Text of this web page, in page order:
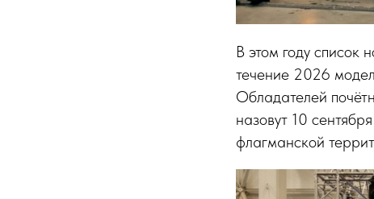
В этом году список
течение 2026
Обладателей
назовут 10
флагманской